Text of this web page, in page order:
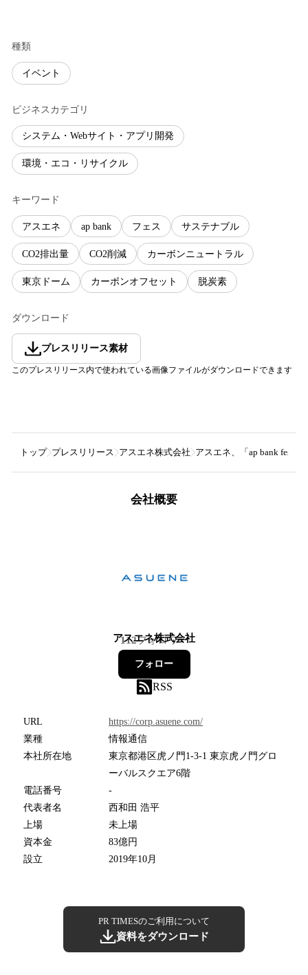
種類
イベント
ビジネスカテゴリ
システム・Webサイト・アプリ開発
環境・エコ・リサイクル
キーワード
アスエネ ap bank フェス サステナブル
CO2排出量 CO2削減 カーボンニュートラル
東京ドーム カーボンオフセット 脱炭素
ダウンロード
プレスリリース素材
このプレスリリース内で使われている画像ファイルがダウンロードできます
トップ プレスリリース アスエネ株式会社 アスエネ、「ap bank fes
会社概要
アスエネ株式会社
112フォロワー
フォロー
RSS
URL
https://corp.asuene.com/
業種
情報通信
本社所在地
東京都港区虎ノ門1-3-1 東京虎ノ門グロ
ーバルスクエア6階
電話番号
-
代表者名
西和田 浩平
上場
未上場
資本金
83億円
設立
2019年10月
PR TIMESのご利用について
資料をダウンロード